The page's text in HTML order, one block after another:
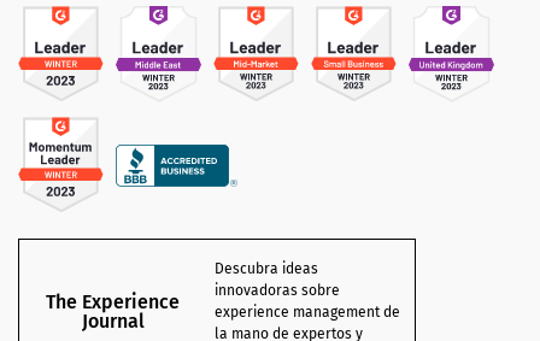
The Experience
Journal
Descubra ideas
innovadoras sobre
experience management de
la mano de expertos y